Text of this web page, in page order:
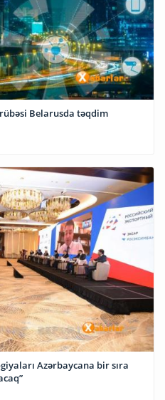
Belarusda təqdim
Azərbaycana bir sıra